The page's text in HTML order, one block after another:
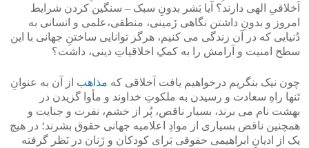
اَخلاقیِ الهی دارند؟ آیا بَشر بدونِ سبک – سنگین کردن شرایط
امروز و بدونِ داشتن نگاهی زَمینی، منطقی،علمی و انسانی به
دُنیایی که در آن زندگی می کنیم، هرگز توانایی ساختنِ جهانی با این
سطح امنیت و آرامش را به کمکِ اخلاقیاتِ دینی، داشت؟
چون نیک بنگریم درخواهیم یافت اَخلاقی که مذاهب از آن به عنوانِ
تَنها راهِ سعادت و رسیدن به ملکوتِ خداوند و مأوا گزیدن در
بهشت نام می برند، بسیار ناقص، پُر از خشم، نفرت و جنایت و
همچنین ناقض بسیاری از موادِ اعلامیه جهانی حقوق بشرند؛ در هیچ
یک از ادیانِ ابراهیمی حقوقی بَرای کودکان و زَنان در نَظر گرفته